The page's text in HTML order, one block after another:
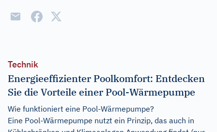
Technik
Energieeffizienter Poolkomfort: Entdecken
Sie die Vorteile einer Pool-Wärmepumpe
Wie funktioniert eine Pool-Wärmepumpe?
Eine Pool-Wärmepumpe nutzt ein Prinzip, das auch in